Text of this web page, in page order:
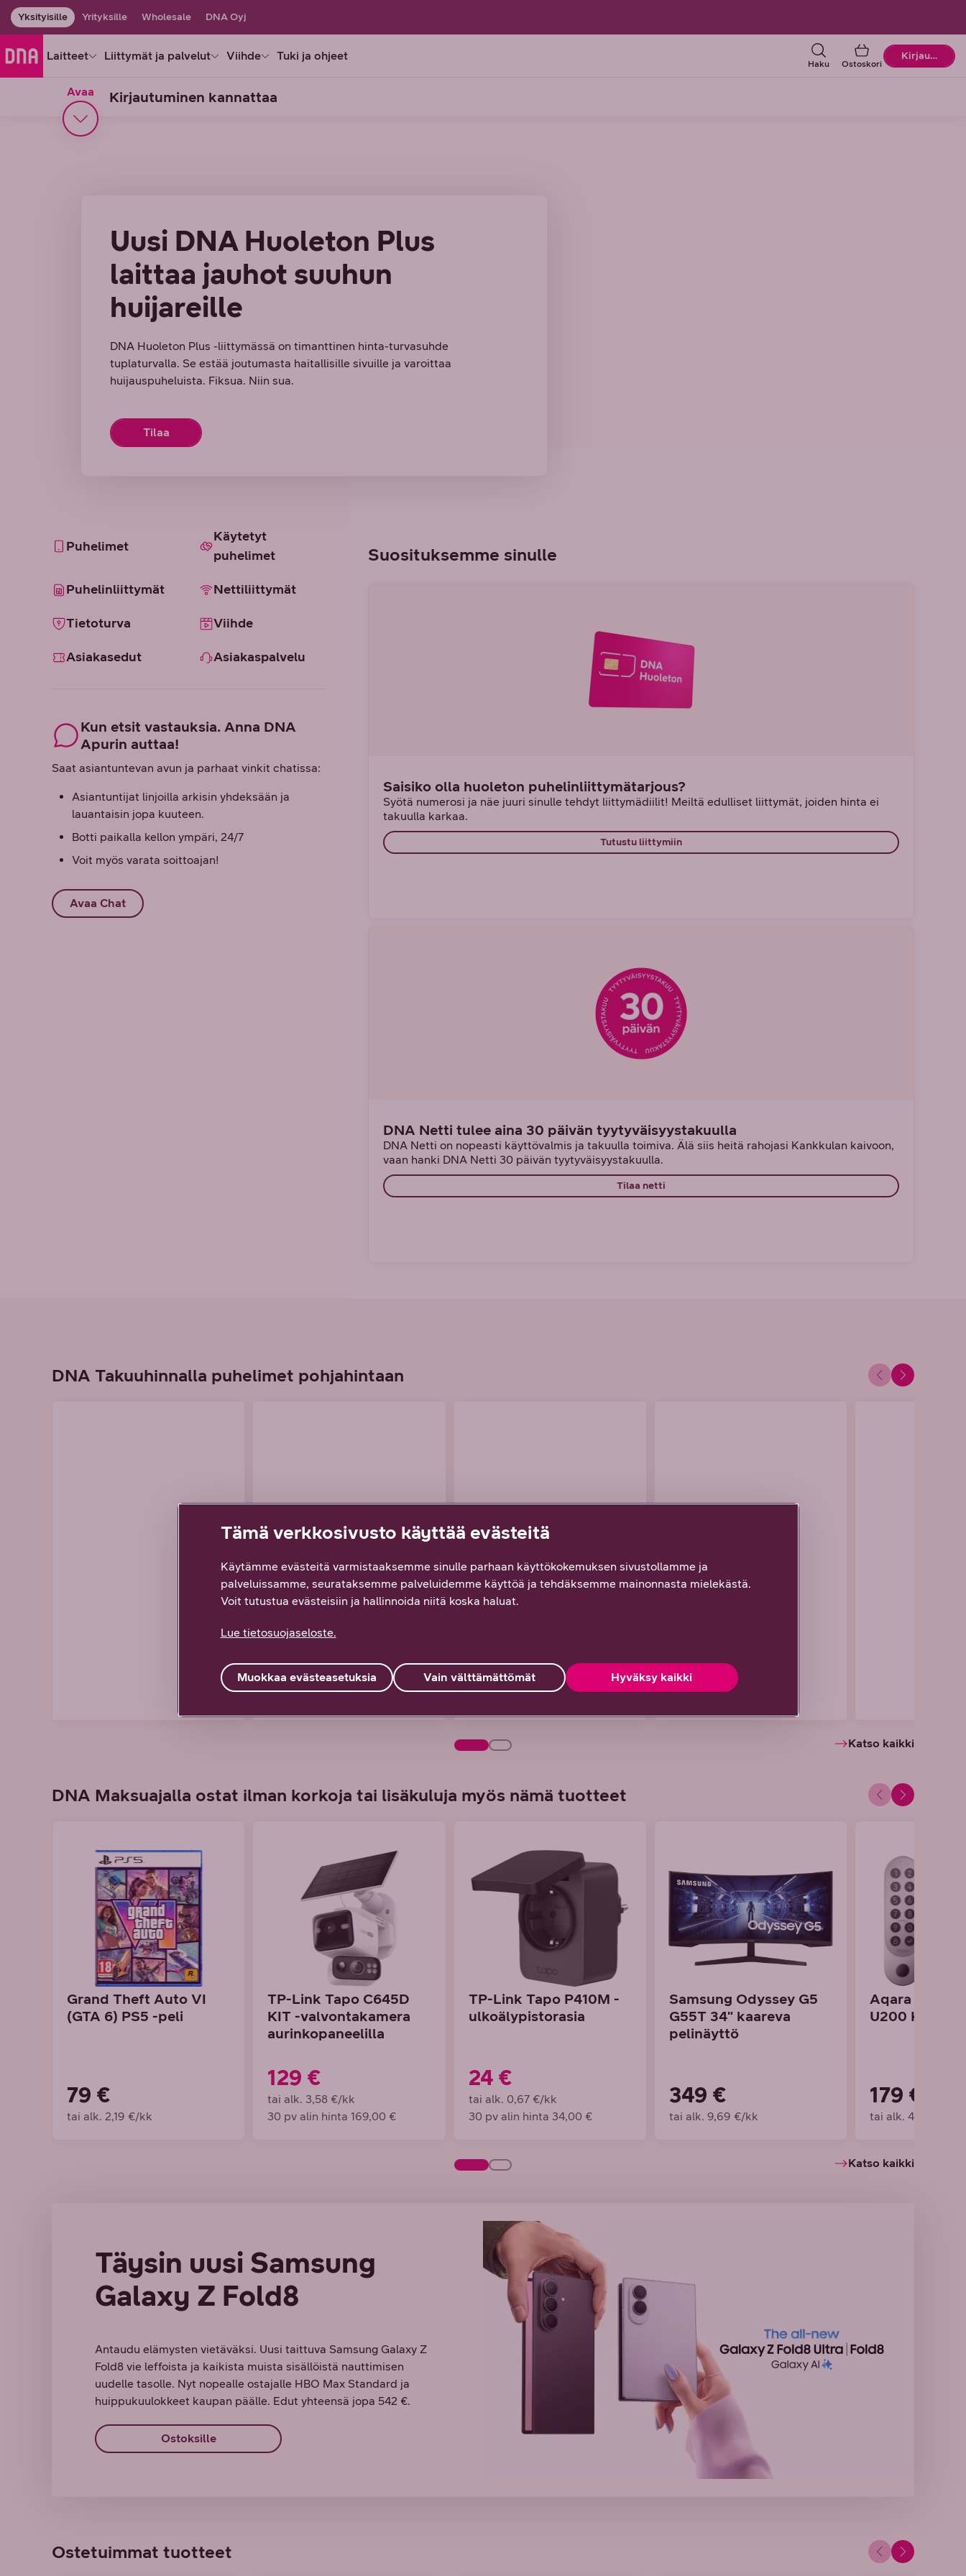
Yksityisille Yrityksille Wholesale DNA Oyj
Laitteet Liittymät ja palvelut Viihde Tuki ja ohjeet
Haku Ostoskori
OstoskoriKirjaudu
Avaa Kirjautuminen kannattaa
Uusi DNA Huoleton Plus
laittaa jauhot suuhun
huijareille
DNA Huoleton Plus -liittymässä on timanttinen hinta-turvasuhde
tuplaturvalla. Se estää joutumasta haitallisille sivuille ja varoittaa
huijauspuheluista. Fiksua. Niin sua.
Tilaa
Puhelimet
Käytetyt
puhelimet
Puhelinliittymät Nettiliittymät
Tietoturva Viihde
Asiakasedut Asiakaspalvelu
Kun etsit vastauksia. Anna DNA
Apurin auttaa!
Saat asiantuntevan avun ja parhaat vinkit chatissa:
Asiantuntijat linjoilla arkisin yhdeksään ja
lauantaisin jopa kuuteen.
Botti paikalla kellon ympäri, 24/7
Voit myös varata soittoajan!
Avaa Chat
Suosituksemme sinulle
Saisiko olla huoleton puhelinliittymätarjous?
Syötä numerosi ja näe juuri sinulle tehdyt liittymädiilit! Meiltä edulliset liittymät, joiden hinta ei
takuulla karkaa.
Tutustu liittymiin
DNA Netti tulee aina 30 päivän tyytyväisyystakuulla
DNA Netti on nopeasti käyttövalmis ja takuulla toimiva. Älä siis heitä rahojasi Kankkulan kaivoon,
vaan hanki DNA Netti 30 päivän tyytyväisyystakuulla.
Tilaa netti
DNA Takuuhinnalla puhelimet pohjahintaan
Katso kaikki
DNA Maksuajalla ostat ilman korkoja tai lisäkuluja myös nämä tuotteet
Grand Theft Auto VI
(GTA 6) PS5 -peli
79 €
tai alk. 2,19 €/kk
TP-Link Tapo C645D
KIT -valvontakamera
aurinkopaneelilla
129 €
tai alk. 3,58 €/kk
30 pv alin hinta 169,00 €
TP-Link Tapo P410M -
ulkoälypistorasia
24 €
tai alk. 0,67 €/kk
30 pv alin hinta 34,00 €
Samsung Odyssey G5
G55T 34" kaareva
pelinäyttö
349 €
tai alk. 9,69 €/kk
Aqara Smart
U200 Kit -
179 €
tai alk. 4,97 €/kk
Katso kaikki
Täysin uusi Samsung
Galaxy Z Fold8
Antaudu elämysten vietäväksi. Uusi taittuva Samsung Galaxy Z
Fold8 vie leffoista ja kaikista muista sisällöistä nauttimisen
uudelle tasolle. Nyt nopealle ostajalle HBO Max Standard ja
huippukuulokkeet kaupan päälle. Edut yhteensä jopa 542 €.
Ostoksille
Ostetuimmat tuotteet
Tämä verkkosivusto käyttää evästeitä
Käytämme evästeitä varmistaaksemme sinulle parhaan käyttökokemuksen sivustollamme ja
palveluissamme, seurataksemme palveluidemme käyttöä ja tehdäksemme mainonnasta mielekästä.
Voit tutustua evästeisiin ja hallinnoida niitä koska haluat.
Lue tietosuojaseloste.
Vain välttämättömät Hyväksy kaikki
Muokkaa evästeasetuksia